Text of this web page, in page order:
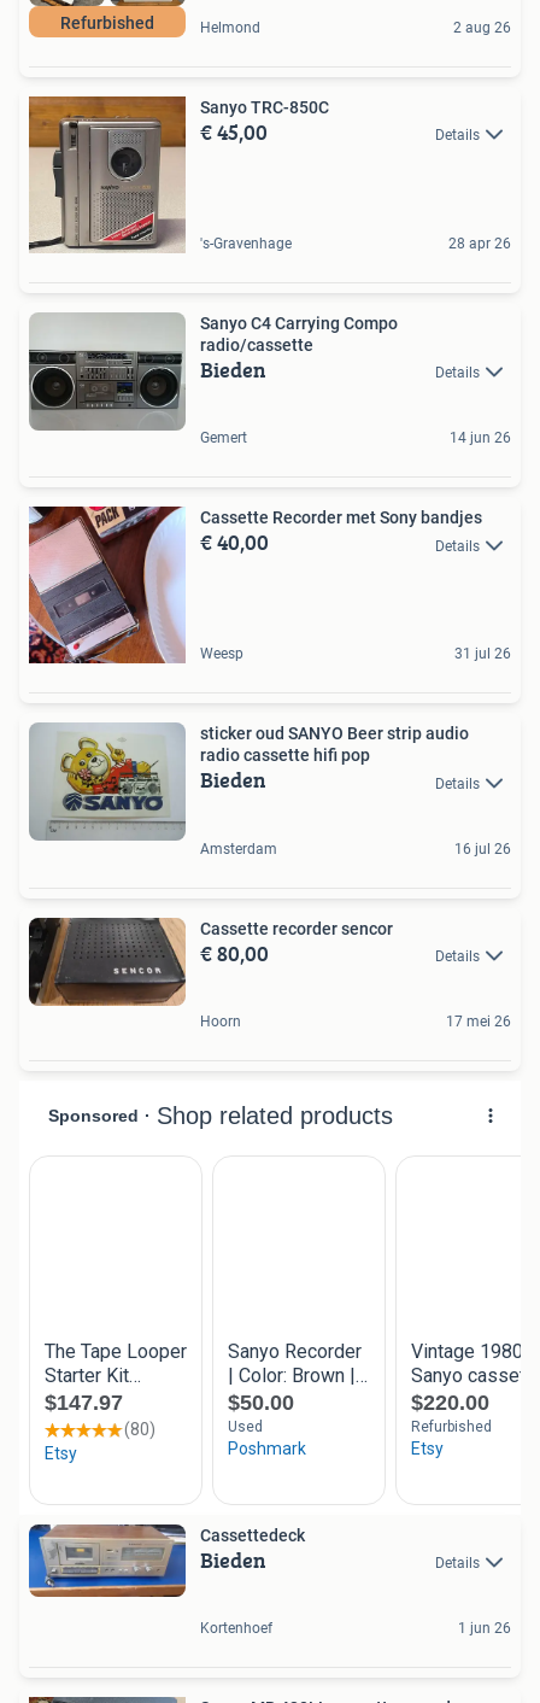
Refurbished Helmond 2 aug 26
Sanyo TRC-850C
€ 45,00 Details
's-Gravenhage 28 apr 26
Sanyo C4 Carrying Compo
radio/cassette
Bieden Details
Gemert 14 jun 26
Cassette Recorder met Sony bandjes
€ 40,00 Details
Weesp 31 jul 26
sticker oud SANYO Beer strip audio
radio cassette hifi pop
Bieden Details
Amsterdam 16 jul 26
Cassette recorder sencor
€ 80,00 Details
Hoorn 17 mei 26
Cassettedeck
Bieden Details
Kortenhoef 1 jun 26